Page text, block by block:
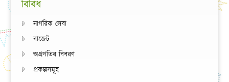
বিবিধ
নাগরিক সেবা
বাজেট
অগ্রগতির বিবরণ
প্রকল্পসমূহ